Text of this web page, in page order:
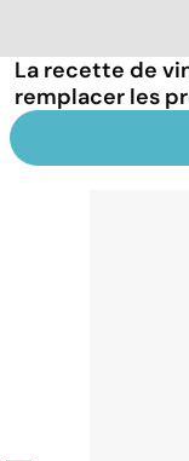
La recette de
remplacer les